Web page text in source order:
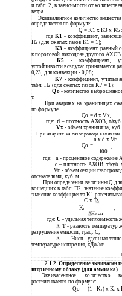
и табл. 2, в зависимости от
ветра.
Эквивалентное количество
определяется по формуле:
Q = K1 x K3 x K5
где K1- коэффициент,
П2 (для сжатых газов K1 = 1);
K3 - коэффициент, равный
к пороговой токсодозе другого
K5 - коэффициент,
устойчивости воздуха: принимается
0,23, для конвекции - 0,08;
K7 - коэффициент,
табл. П2 (для сжатых газов K7 = 1);
Qо - количество
т.
При авариях на хранилищах
по формуле:
Qо = d x Vх,
где: d – плотность АХОВ, т/
Vх - объем хранилища,
При авариях на газопроводе
n x d x Vг
Qо = ----------,
100
где:
n - процентное
d – плотность АХОВ, т/куб.
Vг - объем секции
отсекателями, куб. м.
При определении величины Q
вошедших в табл. П2, значение
значение коэффициента K1
C x T
K1= --------------,
Hисп
где:C -удельная
T - разность
разрушения емкости, град. C;
Hисп - удельная
температуре испарения, кДж/кг.
2.1.2. Определение
вторичному облаку (для аммиака).
Эквивалентное
количество
рассчитывается по формуле:
Qо
= (1 - K1 ) x K2 x